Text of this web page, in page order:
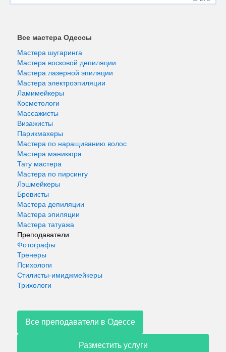
Все мастера Одессы
Мастера шугаринга
Мастера восковой депиляции
Мастера лазерной эпиляции
Мастера электроэпиляции
Ламимейкеры
Косметологи
Массажисты
Визажисты
Парикмахеры
Мастера по наращиванию волос
Мастера маникюра
Тату мастера
Мастера по пирсингу
Лэшмейкеры
Бровисты
Мастера депиляции
Мастера эпиляции
Мастера татуажа
Преподаватели
Фотографы
Тренеры
Психологи
Стилисты-имиджмейкеры
Трихологи
Все преподаватели в Одессе
Разместить услуги